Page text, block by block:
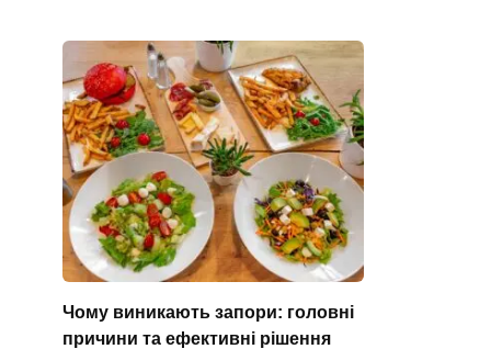
Чому виникають запори: головні
причини та ефективні рішення